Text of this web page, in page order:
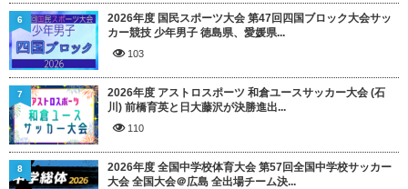
2026年度 国民スポーツ大会 第47回四国ブロック大会サッ
カー競技 少年男子 徳島県、愛媛県...
103
6
2026年度 アストロスポーツ 和倉ユースサッカー大会 (石
川) 前橋育英と日大藤沢が決勝進出...
110
7
2026年度 全国中学校体育大会 第57回全国中学校サッカー
大会 全国大会＠広島 全出場チーム決...
8